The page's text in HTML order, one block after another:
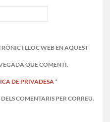
I LLOC WEB EN AQUEST
QUE COMENTI.
DE PRIVADESA *
COMENTARIS PER CORREU.